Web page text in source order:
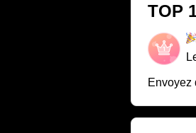
TOP
Envoyez